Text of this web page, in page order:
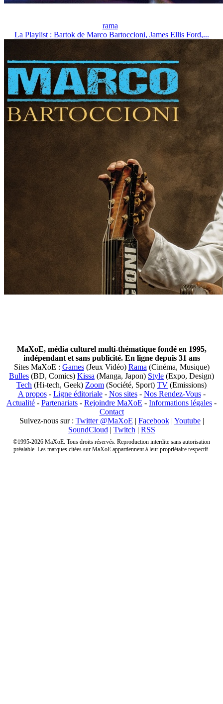
rama
La Playlist : Bartok de Marco Bartoccioni, James Ellis Ford,...
MaXoE, média culturel multi-thématique fondé en 1995,
indépendant et sans publicité. En ligne depuis 31 ans
Sites MaXoE : Games(Jeux Vidéo) Rama (Cinéma, Musique)
Bulles (BD, Comics) Kissa (Manga, Japon) Style (Expo, Design)
Tech (Hi-tech, Geek) Zoom (Société, Sport) TV (Emissions)
A propos- Ligne éditoriale- Nos sites- Nos Rendez-Vous-
Actualité - Partenariats - Rejoindre MaXoE - Informations légales -
Contact
Suivez-nous sur : Twitter @MaXoE | Facebook| Youtube|
SoundCloud | Twitch | RSS
©1995-2026 MaXoE. Tous droits réservés. Reproduction interdite sans autorisation
préalable. Les marques citées sur MaXoE appartiennent à leur propriétaire respectif.